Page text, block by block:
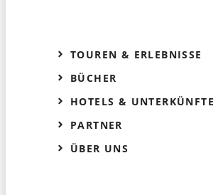
TOUREN & ERLEBNISSE
BÜCHER
HOTELS & UNTERKÜNFTE
PARTNER
ÜBER UNS